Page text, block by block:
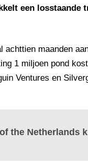
een losstaande
achttien maanden
1 miljoen pond
Ventures en
the Netherlands